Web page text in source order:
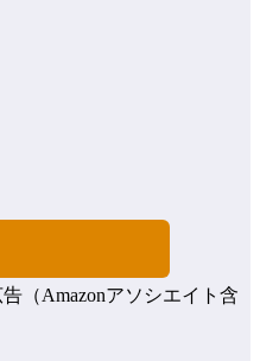
（Amazonアソシエイト含